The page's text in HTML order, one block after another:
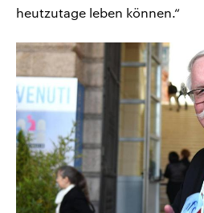
heutzutage leben können.“